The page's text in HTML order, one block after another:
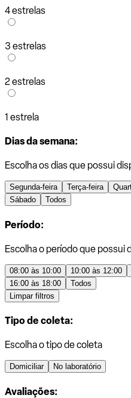
4 estrelas
3 estrelas
2 estrelas
1 estrela
Dias da semana:
Escolha os dias que possui
Segunda-feira Terça-feira
Sábado
Todos
Período:
Escolha o período que possui
08:00 às 10:00 10:00 às 12:00
16:00 às 18:00
Todos
Limpar filtros
Tipo de coleta:
Escolha o tipo de coleta
Domiciliar No laboratório
Avaliações: